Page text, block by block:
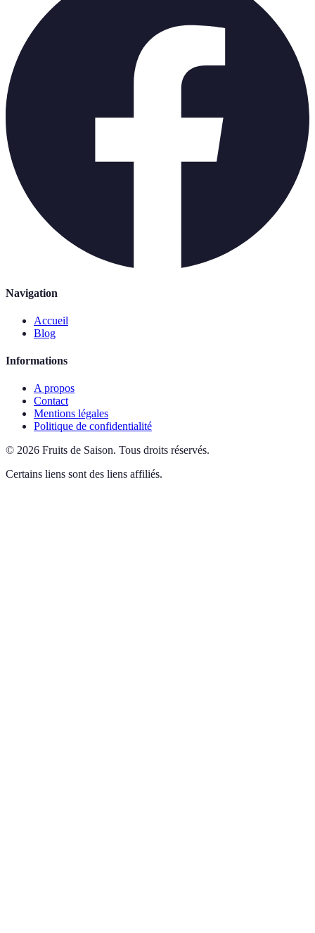
Navigation
Accueil
Blog
Informations
A propos
Contact
Mentions légales
Politique de confidentialité
© 2026 Fruits de Saison. Tous droits réservés.
Certains liens sont des liens affiliés.